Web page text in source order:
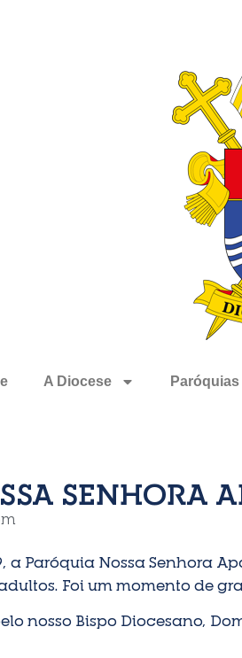
A Diocese Paróquias
SENHORA
a Paróquia Nossa Senhora
Foi um momento de
nosso Bispo Diocesano,